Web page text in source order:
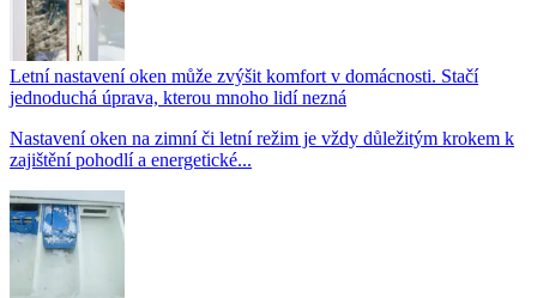
Letní nastavení oken může zvýšit komfort v domácnosti. Stačí
jednoduchá úprava, kterou mnoho lidí nezná
Nastavení oken na zimní či letní režim je vždy důležitým krokem k
zajištění pohodlí a energetické...